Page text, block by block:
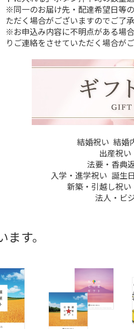
※同一のお届け先・配達希望日等
ただく場合がございますのでご了承
※お申込み内容に不明点がある場
りご連絡をさせていただく場合がご
結婚祝い 結婚
出産祝い
法要・香典
入学・進学祝い 誕生
新築・引越し祝い
法人・ビ
す。